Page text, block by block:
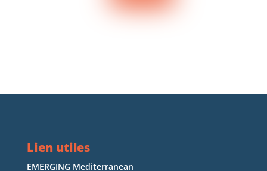
Lien utiles
EMERGING Mediterranean